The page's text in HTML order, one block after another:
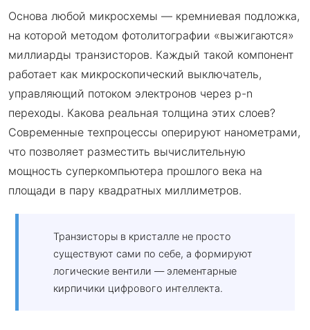
Основа любой микросхемы — кремниевая подложка,
на которой методом фотолитографии «выжигаются»
миллиарды транзисторов. Каждый такой компонент
работает как микроскопический выключатель,
управляющий потоком электронов через p-n
переходы. Какова реальная толщина этих слоев?
Современные техпроцессы оперируют нанометрами,
что позволяет разместить вычислительную
мощность суперкомпьютера прошлого века на
площади в пару квадратных миллиметров.
Транзисторы в кристалле не просто
существуют сами по себе, а формируют
логические вентили — элементарные
кирпичики цифрового интеллекта.